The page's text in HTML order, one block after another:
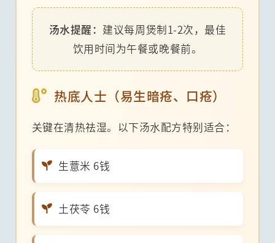
汤水提醒： 建议每周煲制1-2次，最佳
饮用时间为午餐或晚餐前。
热底人士（易生暗疮、口疮）
关键在清热祛湿。以下汤水配方特别适合：
生薏米 6钱
土茯苓 6钱